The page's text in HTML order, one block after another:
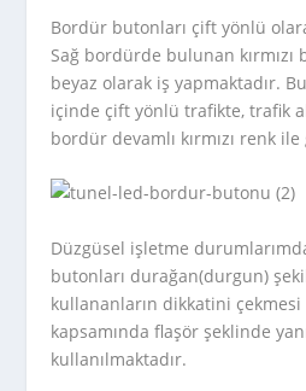
Bordür butonları çift yönlü
Sağ bordürde bulunan kırmızı
beyaz olarak iş yapmaktadır.
içinde çift yönlü trafikte, trafik
bordür devamlı kırmızı renk
Düzgüsel işletme
butonları durağan(durgun)
kullananların dikkatini
kapsamında flaşör şeklinde
kullanılmaktadır.